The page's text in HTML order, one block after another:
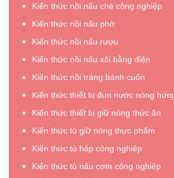
Kiến thức nồi nấu chè công nghiệp
Kiến thức nồi nấu phở
Kiến thức nồi nấu rượu
Kiến thức nồi nấu xôi bằng điện
Kiến thức nồi tráng bánh cuốn
Kiến thức thiết bị đun nước nóng
Kiến thức thiết bị giữ nóng thức ăn
Kiến thức tủ giữ nóng thực phẩm
Kiến thức tủ hấp công nghiệp
Kiến thức tủ nấu cơm công nghiệp